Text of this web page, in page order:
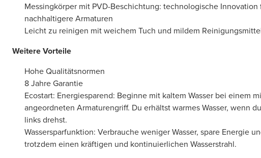
Messingkörper mit PVD-Beschichtung: technologische Innovation
nachhaltigere Armaturen
Leicht zu reinigen mit weichem Tuch und mildem
Weitere Vorteile
Hohe Qualitätsnormen
8 Jahre Garantie
Ecostart: Energiesparend: Beginne mit kaltem Wasser bei einem
angeordneten Armaturengriff. Du erhältst warmes Wasser, wenn
links drehst.
Wassersparfunktion: Verbrauche weniger Wasser, spare Energie
trotzdem einen kräftigen und kontinuierlichen Wasserstrahl.